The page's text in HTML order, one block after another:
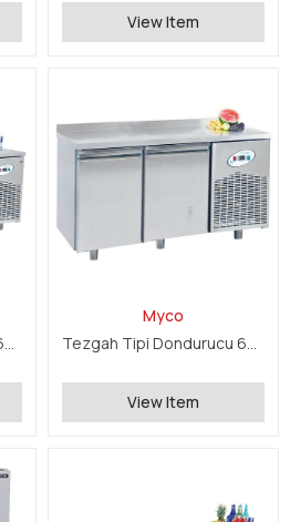
View Item
Tezgah Tipi Dondurucu 600 Serisi
Myco
Tezgah Tipi Dondurucu 600 Serisi
View Item